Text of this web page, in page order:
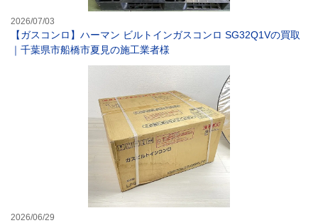
2026/07/03
【ガスコンロ】ハーマン ビルトインガスコンロ SG32Q1Vの買取
｜千葉県市船橋市夏見の施工業者様
2026/06/29